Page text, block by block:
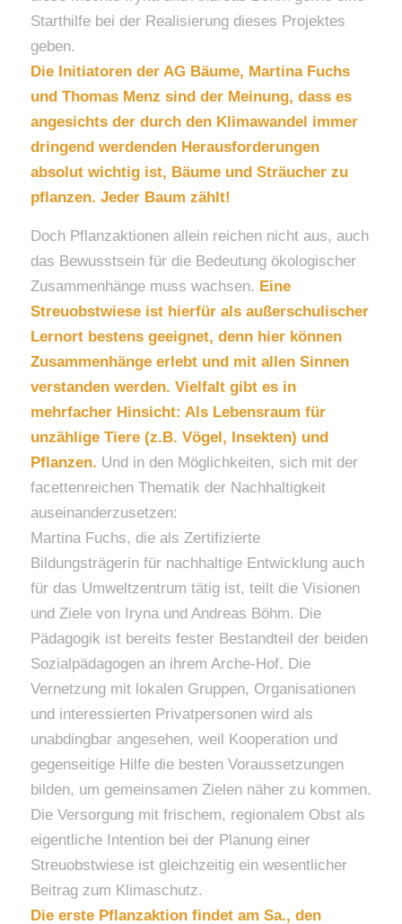
Starthilfe bei der Realisierung dieses Projektes
geben.
Die Initiatoren der AG Bäume, Martina Fuchs
und Thomas Menz sind der Meinung, dass es
angesichts der durch den Klimawandel immer
dringend werdenden Herausforderungen
absolut wichtig ist, Bäume und Sträucher zu
pflanzen. Jeder Baum zählt!
Doch Pflanzaktionen allein reichen nicht aus, auch
das Bewusstsein für die Bedeutung ökologischer
Zusammenhänge muss wachsen. Eine
Streuobstwiese ist hierfür als außerschulischer
Lernort bestens geeignet, denn hier können
Zusammenhänge erlebt und mit allen Sinnen
verstanden werden. Vielfalt gibt es in
mehrfacher Hinsicht: Als Lebensraum für
unzählige Tiere (z.B. Vögel, Insekten) und
Pflanzen. Und in den Möglichkeiten, sich mit der
facettenreichen Thematik der Nachhaltigkeit
auseinanderzusetzen:
Martina Fuchs, die als Zertifizierte
Bildungsträgerin für nachhaltige Entwicklung auch
für das Umweltzentrum tätig ist, teilt die Visionen
und Ziele von Iryna und Andreas Böhm. Die
Pädagogik ist bereits fester Bestandteil der beiden
Sozialpädagogen an ihrem Arche-Hof. Die
Vernetzung mit lokalen Gruppen, Organisationen
und interessierten Privatpersonen wird als
unabdingbar angesehen, weil Kooperation und
gegenseitige Hilfe die besten Voraussetzungen
bilden, um gemeinsamen Zielen näher zu kommen.
Die Versorgung mit frischem, regionalem Obst als
eigentliche Intention bei der Planung einer
Streuobstwiese ist gleichzeitig ein wesentlicher
Beitrag zum Klimaschutz.
Die erste Pflanzaktion findet am Sa., den